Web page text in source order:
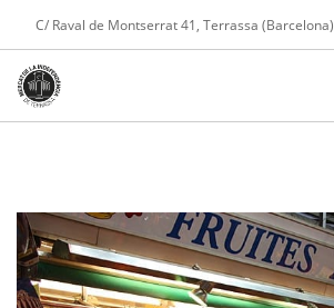
C/ Raval de Montserrat 41, Terrassa (Barcelona)
Tel. 608 975 004
SERVEIS
NOTÍCIES
CONTACTE